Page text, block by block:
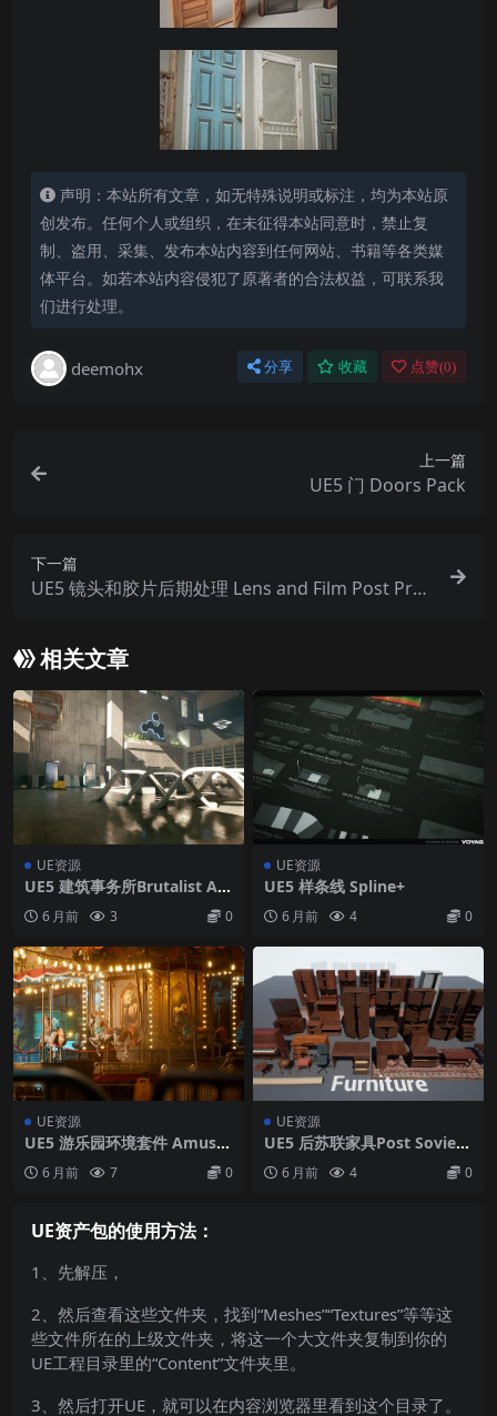
声明：本站所有文章，如无特殊说明或标注，均为本站原
创发布。任何个人或组织，在未征得本站同意时，禁止复
制、盗用、采集、发布本站内容到任何网站、书籍等各类媒
体平台。如若本站内容侵犯了原著者的合法权益，可联系我
们进行处理。
deemohx 分享 收藏 点赞(0)
上一篇
UE5 门 Doors Pack
下一篇
UE5 镜头和胶片后期处理 Lens and Film Post Proc
相关文章
UE资源
UE5 建筑事务所Brutalist Arc
6 月前 3 0
UE资源
UE5 样条线 Spline+
6 月前 4 0
UE资源
UE5 游乐园环境套件 Amuse
t 6 月前 7 0
UE资源
UE5 后苏联家具Post Soviet
6 月前 4 0
UE资产包的使用方法：
1、先解压，
2、然后查看这些文件夹，找到“Meshes”“Textures”等等这
些文件所在的上级文件夹，将这一个大文件夹复制到你的
UE工程目录里的“Content”文件夹里。
3、然后打开UE，就可以在内容浏览器里看到这个目录了。